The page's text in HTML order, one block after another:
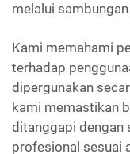
melalui
Kami memahami
terhadap
dipergunakan
kami memastikan
ditanggapi dengan
profesional sesuai